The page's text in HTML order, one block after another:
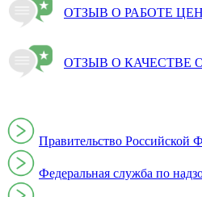
ОТЗЫВ О РАБОТЕ
ОТЗЫВ О КАЧЕСТВЕ
Правительство Российской
Федеральная служба по